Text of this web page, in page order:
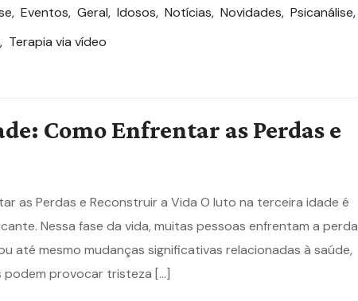
, Eventos, Geral, Idosos, Notícias, Novidades, Psicanálise,
, Terapia via vídeo
Como Enfrentar as Perdas e
as Perdas e Reconstruir a Vida O luto na terceira idade é
Nessa fase da vida, muitas pessoas enfrentam a perda
até mesmo mudanças significativas relacionadas à saúde,
podem provocar tristeza […]